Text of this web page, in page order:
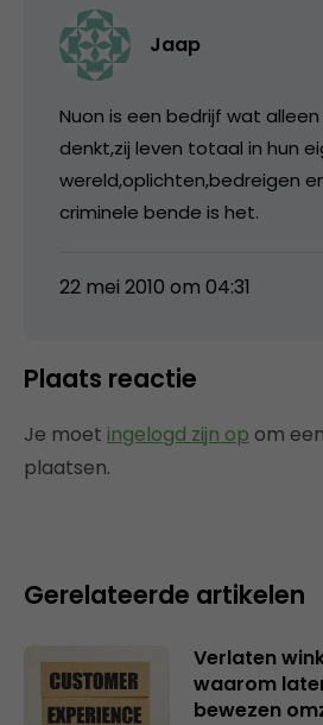
Jaap
Nuon is een bedrijf wat
denkt,zij leven totaal in hun
wereld,oplichten,bedreigen
criminele bende is het.
22 mei 2010 om 04:31
Plaats reactie
Je moet ingelogd zijn op om
plaatsen.
Gerelateerde artikelen
Verlaten
waarom
bewezen